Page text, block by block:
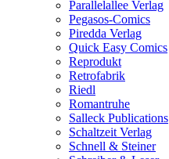
Parallelallee Verlag
Pegasos-Comics
Piredda Verlag
Quick Easy Comics
Reprodukt
Retrofabrik
Riedl
Romantruhe
Salleck Publications
Schaltzeit Verlag
Schnell & Steiner